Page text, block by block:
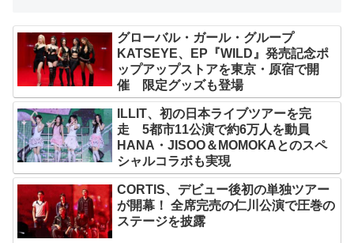
グローバル・ガール・グループ
KATSEYE、EP『WILD』発売記念ポ
ップアップストアを東京・原宿で開
催 限定グッズも登場
ILLIT、初の日本ライブツアーを完
走 5都市11公演で約6万人を動員
HANA・JISOO＆MOMOKAとのスペ
シャルコラボも実現
CORTIS、デビュー後初の単独ツアー
が開幕！ 全席完売の仁川公演で圧巻の
ステージを披露